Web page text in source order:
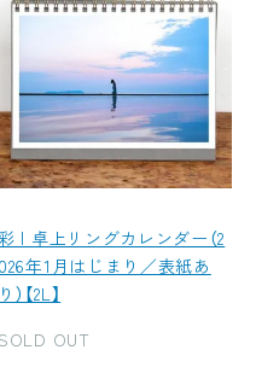
| 卓上リングカレンダー（2
026年1月はじまり／表紙あ
り）【2L】
SOLD OUT